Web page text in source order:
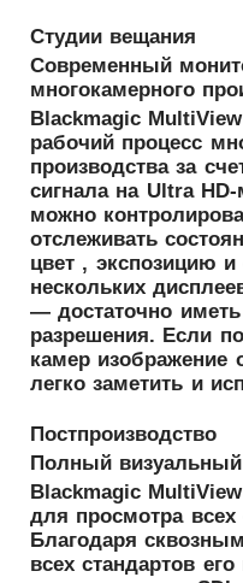
Студии вещания
Современный
многокамерного
Blackmagic
рабочий процесс
производства за
сигнала на Ultra
можно
отслеживать
цвет , экспозицию
нескольких
— достаточно
разрешения. Если
камер изображение
легко заметить и
Постпроизводство
Полный
Blackmagic
для просмотра всех
Благодаря
всех стандартов